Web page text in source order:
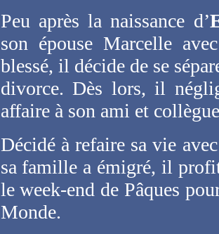
Peu après la naissance d’
son épouse Marcelle
blessé, il décide de se
divorce. Dès lors, il
affaire à son ami et
Décidé à refaire sa vie
sa famille a émigré, il
le week-end de Pâques
Monde.